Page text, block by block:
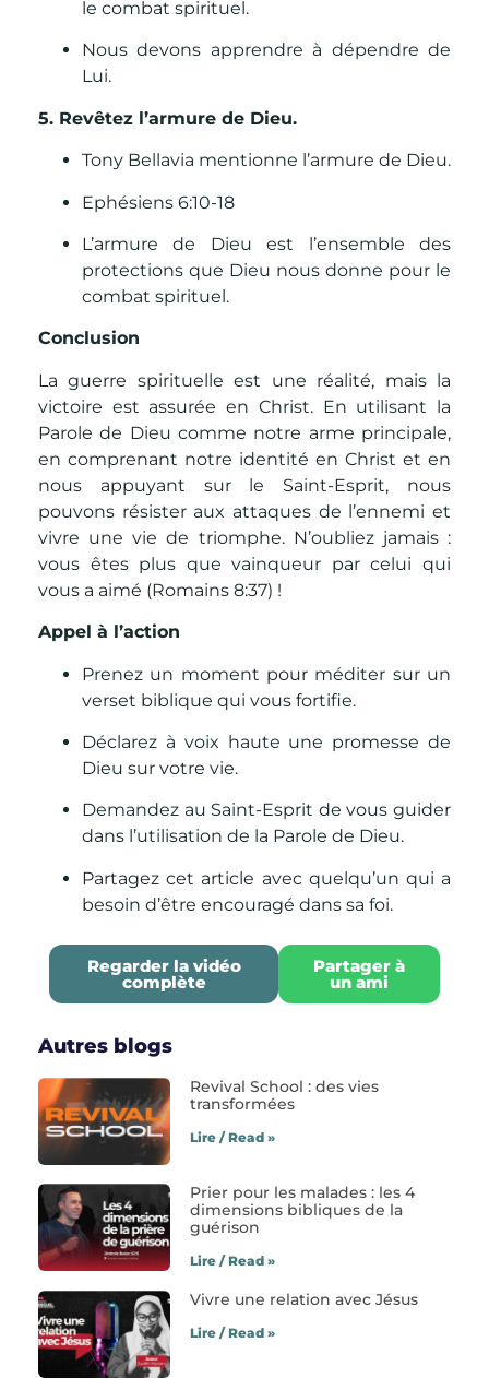
le combat spirituel.
Nous devons apprendre à dépendre de
Lui.
5. Revêtez l’armure de Dieu.
Tony Bellavia mentionne l’armure de Dieu.
Ephésiens 6:10-18
L’armure de Dieu est l’ensemble des
protections que Dieu nous donne pour le
combat spirituel.
Conclusion
La guerre spirituelle est une réalité, mais la
victoire est assurée en Christ. En utilisant la
Parole de Dieu comme notre arme principale,
en comprenant notre identité en Christ et en
nous appuyant sur le Saint-Esprit, nous
pouvons résister aux attaques de l’ennemi et
vivre une vie de triomphe. N’oubliez jamais :
vous êtes plus que vainqueur par celui qui
vous a aimé (Romains 8:37) !
Appel à l’action
Prenez un moment pour méditer sur un
verset biblique qui vous fortifie.
Déclarez à voix haute une promesse de
Dieu sur votre vie.
Demandez au Saint-Esprit de vous guider
dans l’utilisation de la Parole de Dieu.
Partagez cet article avec quelqu’un qui a
besoin d’être encouragé dans sa foi.
Regarder la vidéo
complète
Partager à
un ami
Autres blogs
Revival School : des vies
transformées
Lire / Read »
Prier pour les malades : les 4
dimensions bibliques de la
guérison
Lire / Read »
Vivre une relation avec Jésus
Lire / Read »